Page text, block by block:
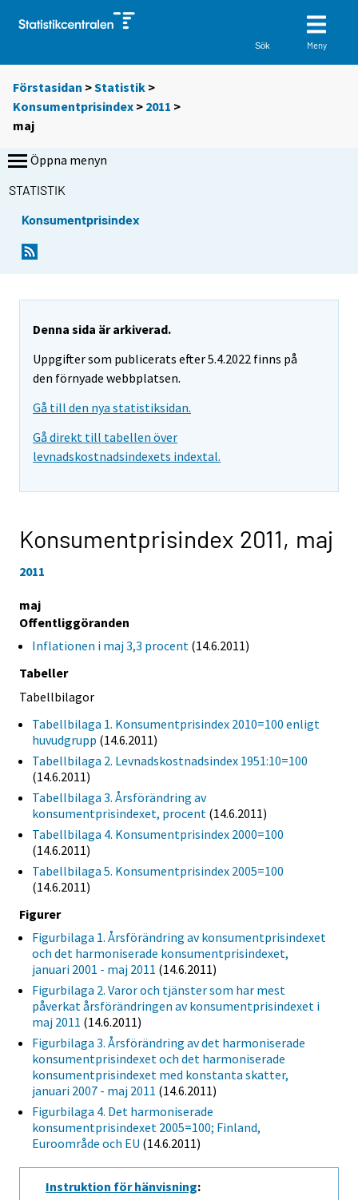
Sök Meny
Förstasidan >Statistik >
Konsumentprisindex > 2011 >
maj
Öppna menyn
STATISTIK
Konsumentprisindex
Denna sida är arkiverad.
Uppgifter som publicerats efter 5.4.2022 finns på
den förnyade webbplatsen.
Gå till den nya statistiksidan.
Gå direkt till tabellen över
levnadskostnadsindexets indextal.
Konsumentprisindex 2011, maj
2011
maj
Offentliggöranden
Inflationen i maj 3,3 procent (14.6.2011)
Tabeller
Tabellbilagor
Tabellbilaga 1. Konsumentprisindex 2010=100 enligt
huvudgrupp (14.6.2011)
Tabellbilaga 2. Levnadskostnadsindex 1951:10=100
(14.6.2011)
Tabellbilaga 3. Årsförändring av
konsumentprisindexet, procent (14.6.2011)
Tabellbilaga 4. Konsumentprisindex 2000=100
(14.6.2011)
Tabellbilaga 5. Konsumentprisindex 2005=100
(14.6.2011)
Figurer
Figurbilaga 1. Årsförändring av konsumentprisindexet
och det harmoniserade konsumentprisindexet,
januari 2001 - maj 2011 (14.6.2011)
Figurbilaga 2. Varor och tjänster som har mest
påverkat årsförändringen av konsumentprisindexet i
maj 2011 (14.6.2011)
Figurbilaga 3. Årsförändring av det harmoniserade
konsumentprisindexet och det harmoniserade
konsumentprisindexet med konstanta skatter,
januari 2007 - maj 2011 (14.6.2011)
Figurbilaga 4. Det harmoniserade
konsumentprisindexet 2005=100; Finland,
Euroområde och EU (14.6.2011)
Instruktion för hänvisning: